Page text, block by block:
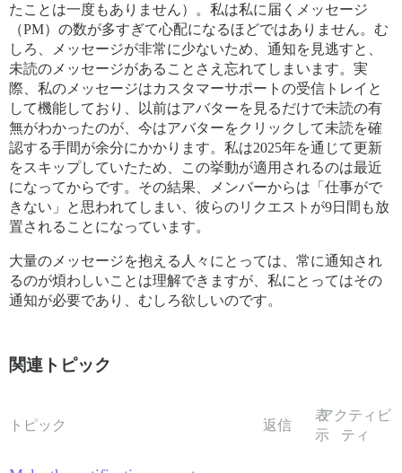
たことは一度もありません）。私は私に届くメッセージ
（PM）の数が多すぎて心配になるほどではありません。む
しろ、メッセージが非常に少ないため、通知を見逃すと、
未読のメッセージがあることさえ忘れてしまいます。実
際、私のメッセージはカスタマーサポートの受信トレイと
して機能しており、以前はアバターを見るだけで未読の有
無がわかったのが、今はアバターをクリックして未読を確
認する手間が余分にかかります。私は2025年を通じて更新
をスキップしていたため、この挙動が適用されるのは最近
になってからです。その結果、メンバーからは「仕事がで
きない」と思われてしまい、彼らのリクエストが9日間も放
置されることになっています。
大量のメッセージを抱える人々にとっては、常に通知され
るのが煩わしいことは理解できますが、私にとってはその
通知が必要であり、むしろ欲しいのです。
関連トピック
トピック 返信
表
示
アクティビ
ティ